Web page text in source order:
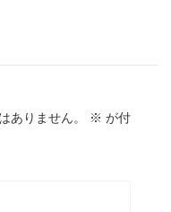
ありません。 ※ が付